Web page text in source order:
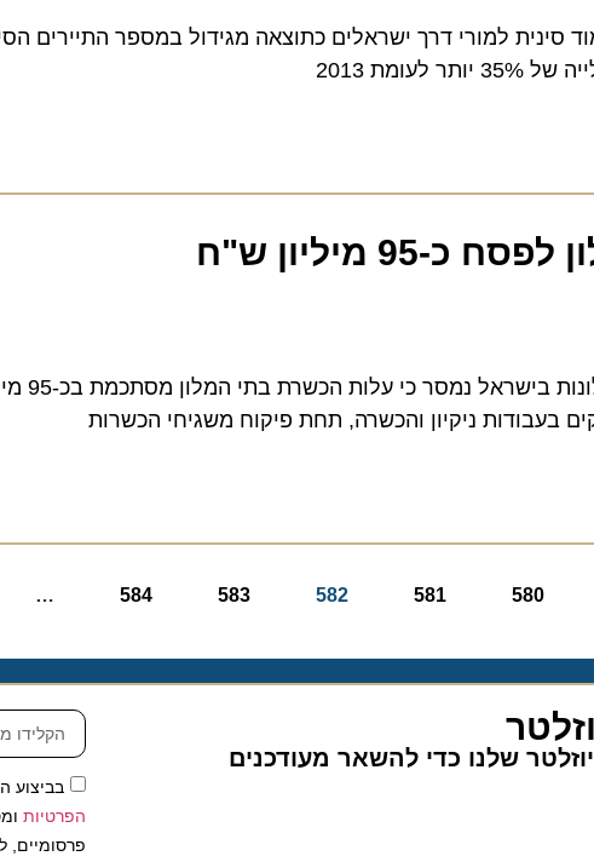
ש"ח
מהמחלקה הכלכלית של
ניקיון והכשרה, תחת פיקוח משגיחי הכשרות
שלנו כדי להשאר מעודכנים
בביצוע
הפרטיות
פרסומיים,